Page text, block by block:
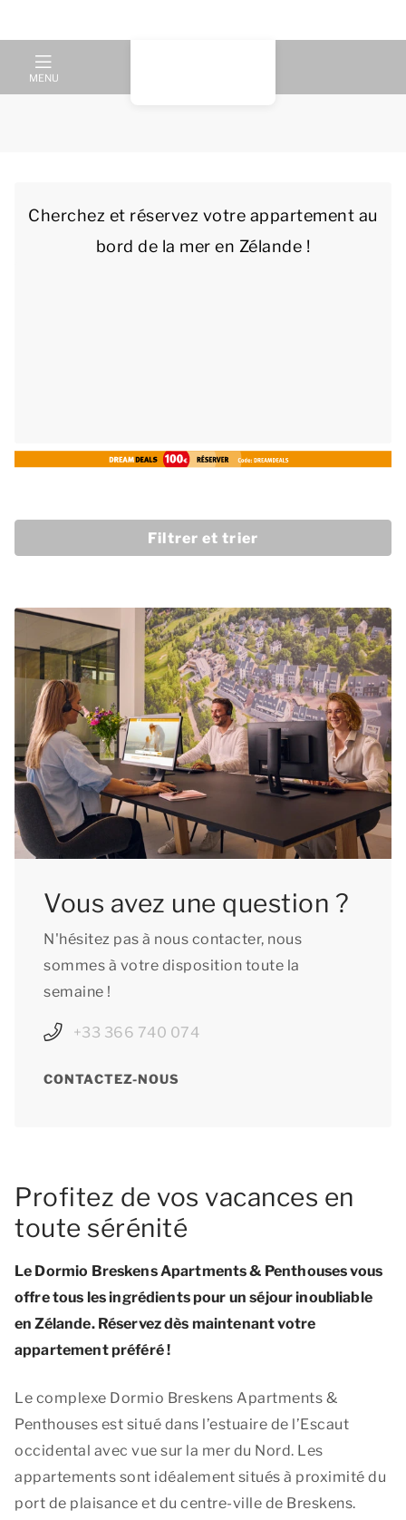
MENU
Cherchez et réservez votre appartement au
bord de la mer en Zélande !
Filtrer et trier
Vous avez une question ?
N'hésitez pas à nous contacter, nous
sommes à votre disposition toute la
semaine !
+33 366 740 074
CONTACTEZ-NOUS
Profitez de vos vacances en
toute sérénité
Le Dormio Breskens Apartments & Penthouses vous
offre tous les ingrédients pour un séjour inoubliable
en Zélande. Réservez dès maintenant votre
appartement préféré !
Le complexe Dormio Breskens Apartments &
Penthouses est situé dans l’estuaire de l’Escaut
occidental avec vue sur la mer du Nord. Les
appartements sont idéalement situés à proximité du
port de plaisance et du centre-ville de Breskens.